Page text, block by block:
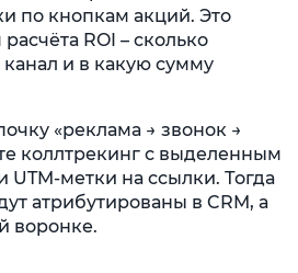
по кнопкам акций. Это
ROI – сколько
и в какую сумму
«реклама → звонок →
коллтрекинг с выделенным
метки на ссылки. Тогда
атрибутированы в CRM, а
воронке.